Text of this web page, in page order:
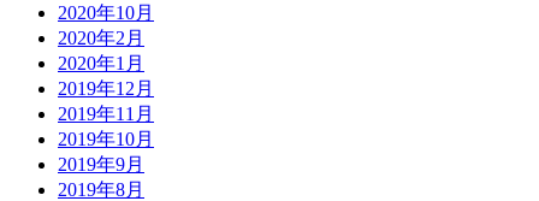
2020年10月
2020年2月
2020年1月
2019年12月
2019年11月
2019年10月
2019年9月
2019年8月